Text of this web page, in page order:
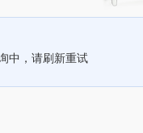
中，请刷新重试